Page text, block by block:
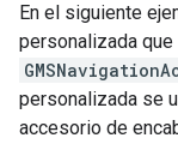
En el siguiente
personalizada
personalizada se
accesorio de